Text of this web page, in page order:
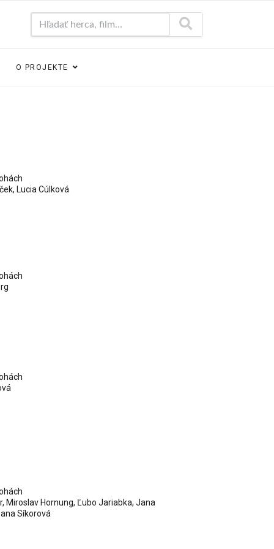
O PROJEKTE
, Lucia Cúlková
, Miroslav Hornung, Ľubo Jariabka, Jana
Síkorová